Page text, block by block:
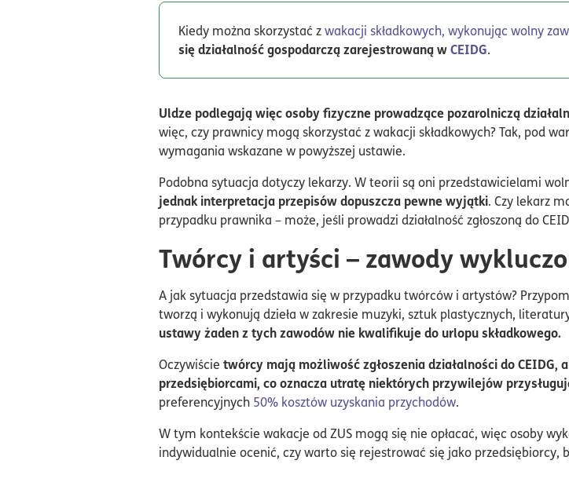
Kiedy można skorzystać zwakacji składkowych, wykonując wolny
się działalność gospodarczą zarejestrowaną wCEIDG.
Uldze podlegają więc osoby fizyczne prowadzące pozarolniczą
więc, czy prawnicy mogą skorzystać z wakacji składkowych? Tak, pod
wymagania wskazane w powyższej ustawie.
Podobna sytuacja dotyczy lekarzy. W teorii są oni przedstawicielami
jednak interpretacja przepisów dopuszcza pewne wyjątki. Czy lekarz
przypadku prawnika – może, jeśli prowadzi działalność zgłoszoną do
Twórcy i artyści – zawody
A jak sytuacja przedstawia się w przypadku twórców i artystów?
tworzą i wykonują dzieła w zakresie muzyki, sztuk plastycznych,
ustawy żaden z tych zawodów nie kwalifikuje do urlopu składkowego.
Oczywiście twórcy mają możliwość zgłoszenia działalności do
przedsiębiorcami, co oznacza utratę niektórych przywilejów
preferencyjnych 50% kosztów uzyskania przychodów.
W tym kontekście wakacje od ZUS mogą się nie opłacać, więc osoby
indywidualnie ocenić, czy warto się rejestrować się jako przedsiębiorcy,